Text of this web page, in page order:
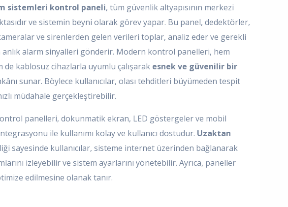
sistemleri kontrol paneli, tüm güvenlik altyapısının merkezi
ve sistemin beyni olarak görev yapar. Bu panel, dedektörler,
ve sirenlerden gelen verileri toplar, analiz eder ve gerekli
alarm sinyalleri gönderir. Modern kontrol panelleri, hem
de kablosuz cihazlarla uyumlu çalışarak esnek ve güvenilir bir
sunar. Böylece kullanıcılar, olası tehditleri büyümeden tespit
müdahale gerçekleştirebilir.
panelleri, dokunmatik ekran, LED göstergeler ve mobil
ile kullanımı kolay ve kullanıcı dostudur. Uzaktan
sayesinde kullanıcılar, sisteme internet üzerinden bağlanarak
izleyebilir ve sistem ayarlarını yönetebilir. Ayrıca, paneller
edilmesine olanak tanır.